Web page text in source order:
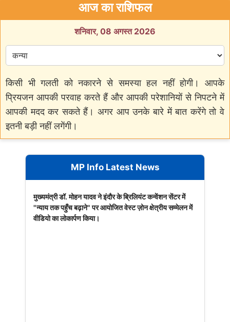
आज का राशिफल
शनिवार, 08 अगस्त 2026
किसी भी गलती को नकारने से समस्या हल नहीं होगी। आपके
प्रियजन आपकी परवाह करते हैं और आपकी परेशानियों से निपटने में
आपकी मदद कर सकते हैं। अगर आप उनके बारे में बात करेंगे तो वे
इतनी बड़ी नहीं लगेंगी।
MP Info Latest News
मुख्यमंत्री डॉ. मोहन यादव ने इंदौर के ब्रिलियंट कन्वेंशन सेंटर में
"न्याय तक पहुँच बढ़ाने" पर आयोजित वेस्ट ज़ोन क्षेत्रीय सम्मेलन में
वीडियो का लोकार्पण किया।